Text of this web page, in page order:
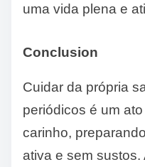
uma vida plena e
Conclusion
Cuidar da própria
periódicos é um
carinho,
ativa e sem sustos.